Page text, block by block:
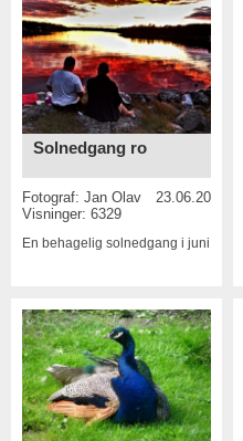
Solnedgang ro
Fotograf: Jan Olav
23.06.2015
Visninger: 6329
En behagelig solnedgang i juni